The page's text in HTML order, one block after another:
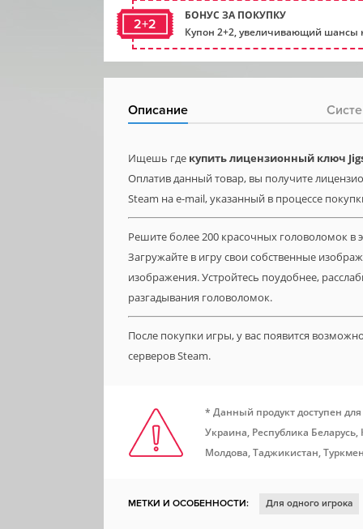
2+2
БОНУС ЗА ПОКУПКУ
Купон 2+2, увеличивающий шансы
Описание
Ищешь где купить лицензионный ключ
Оплатив данный товар, вы получите
Steam на e-mail, указанный в процессе
Решите более 200 красочных головоломок в
Загружайте в игру свои собственные
изображения. Устройтесь поудобнее,
разгадывания головоломок.
После покупки игры, у вас появится
серверов Steam.
* Данный продукт доступен
Украина, Республика
Молдова, Таджикистан,
МЕТКИ И ОСОБЕННОСТИ: Для одного игрока